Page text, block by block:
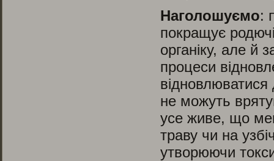
Наголошуємо:
покращує
органіку, але й
процеси
відновлюватися
не можуть
усе живе, що
траву чи на
утворюючи